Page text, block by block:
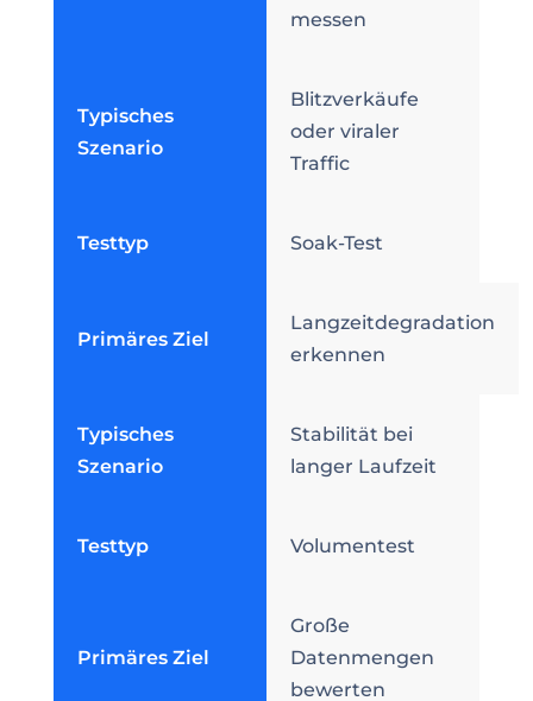
messen
Typisches
Szenario
Blitzverkäufe
oder viraler
Traffic
Testtyp Soak-Test
Primäres Ziel
Langzeitdegradation
erkennen
Typisches
Szenario
Stabilität bei
langer Laufzeit
Testtyp Volumentest
Primäres Ziel
Große
Datenmengen
bewerten